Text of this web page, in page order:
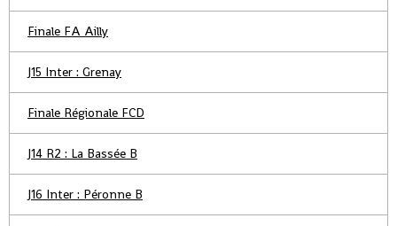
Finale FA Ailly
J15 Inter : Grenay
Finale Régionale FCD
J14 R2 : La Bassée B
J16 Inter : Péronne B